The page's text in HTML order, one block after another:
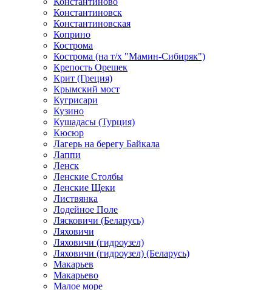
Константиновск
Константиновская
Коприно
Кострома
Кострома (на т/х "Мамин-Сибиряк")
Крепость Орешек
Крит (Греция)
Крымский мост
Кугрисари
Кузино
Кушадасы (Турция)
Кюсюр
Лагерь на берегу Байкала
Лаппи
Ленск
Ленские Столбы
Ленские Щеки
Листвянка
Лодейное Поле
Лясковичи (Беларусь)
Ляховичи
Ляховичи (гидроузел)
Ляховичи (гидроузел) (Беларусь)
Макарьев
Макарьево
Малое море